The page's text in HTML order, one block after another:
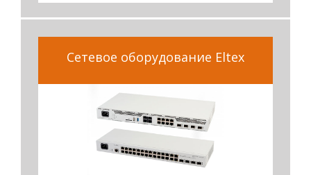
Сетевое оборудование Eltex